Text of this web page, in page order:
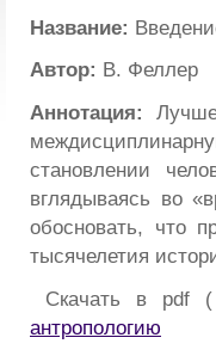
Название:
Автор: В. Феллер
Аннотация:
становлении
вглядываясь во
обосновать, что
тысячелетия
Скачать в
антропологию